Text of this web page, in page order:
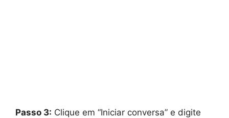
Passo 3: Clique em “Iniciar conversa” e digite